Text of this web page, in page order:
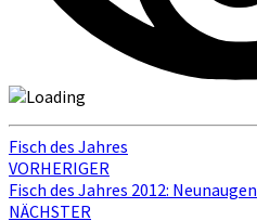
Fisch des Jahres
Beitragsnavigation
VORHERIGER
Fisch des Jahres 2012: Neunaugen
NÄCHSTER